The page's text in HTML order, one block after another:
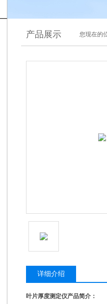
产品展示 您现在的
详细介绍
叶片厚度测定仪产品简介：